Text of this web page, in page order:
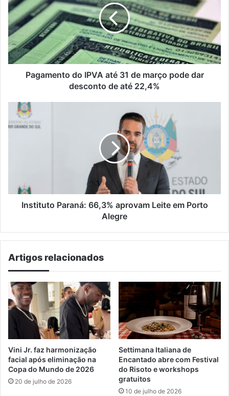
até
31
de
março
pode
dar
desconto
22,4%
Pagamento do IPVA até 31 de março pode dar
desconto de até 22,4%
Instituto
Paraná:
66,3%
Alegre
Instituto Paraná: 66,3% aprovam Leite em Porto
Alegre
Artigos relacionados
Vini Jr. faz harmonização
facial após eliminação na
Copa do Mundo de 2026
20 de julho de 2026
Settimana Italiana de
Encantado abre com Festival
do Risoto e workshops
gratuitos
10 de julho de 2026